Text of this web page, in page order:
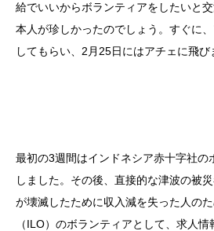
給でいいからボランティアをしたいと
本人が珍しかったのでしょう。すぐに
してもらい、2月25日にはアチェに飛び
最初の3週間はインドネシア赤十字社の
しました。その後、直接的な津波の被
が壊滅したために収入減を失った人の
（ILO）のボランティアとして、求人